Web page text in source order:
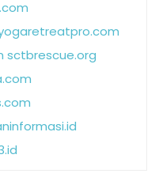
sctbrescue.org